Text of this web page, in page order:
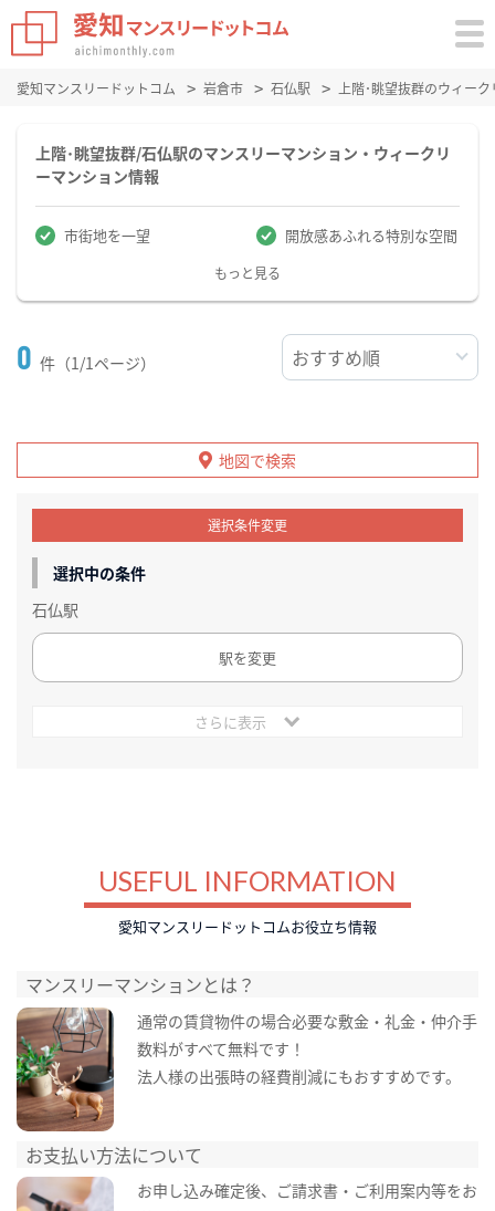
愛知マンスリードットコム 岩倉市 石仏駅 上階･眺望抜群のウィー
上階･眺望抜群/石仏駅のマンスリーマンション・ウィークリ
ーマンション情報
市街地を一望 開放感あふれる特別な空間
もっと見る
0 件（1/1ページ）
地図で検索
選択条件変更
選択中の条件
石仏駅
駅を変更
さらに表示
USEFUL INFORMATION
愛知マンスリードットコムお役立ち情報
マンスリーマンションとは？
通常の賃貸物件の場合必要な敷金・礼金・仲介手
数料がすべて無料です！
法人様の出張時の経費削減にもおすすめです。
お支払い方法について
お申し込み確定後、ご請求書・ご利用案内等をお